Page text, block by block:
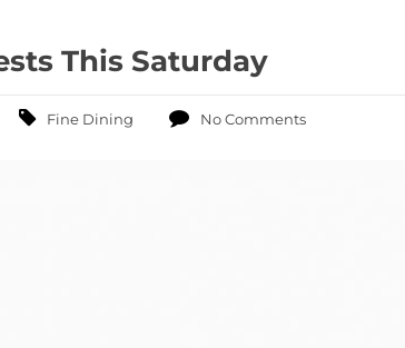
This Saturday
Fine Dining No Comments